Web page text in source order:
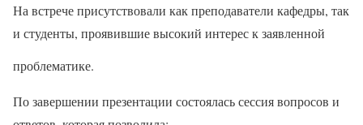
На встрече присутствовали как преподаватели кафедры, так
и студенты, проявившие высокий интерес к заявленной
проблематике.
По завершении презентации состоялась сессия вопросов и